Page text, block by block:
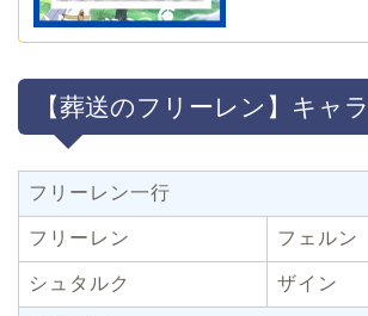
【葬送のフリーレン】キャ
フリーレン一行
フリーレン フェルン
シュタルク ザイン